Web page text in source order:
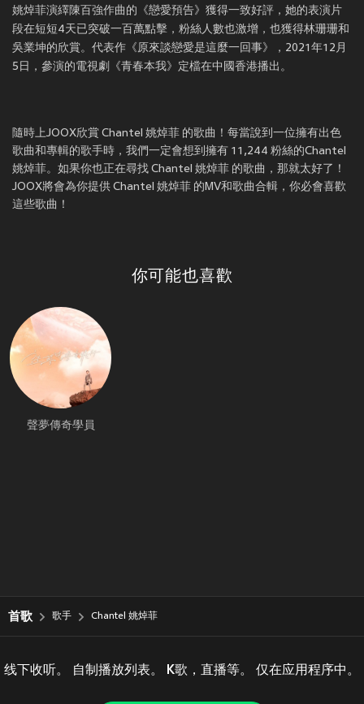
姚焯菲演繹陳百強作曲的《戀愛預告》獲得一致好評，她的表演片
段在短短4天已突破一百萬點擊，粉絲人數也激增，也獲得林珊珊和
吳業坤的欣賞。代表作《原來談戀愛是這麼一回事》，2021年12月
5日，參演的電視劇《青春本我》定檔在中國香港播出。
隨時上JOOX欣賞 Chantel 姚焯菲 的歌曲！每當說到一位擁有出色
歌曲和專輯的歌手時，我們一定會想到擁有 11,244 粉絲的Chantel
姚焯菲。如果你也正在尋找 Chantel 姚焯菲 的歌曲，那就太好了！
JOOX將會為你提供 Chantel 姚焯菲 的MV和歌曲合輯，你必會喜歡
這些歌曲！
你可能也喜歡
聲夢傳奇學員
首歌 歌手 Chantel 姚焯菲
线下收听。 自制播放列表。 K歌，直播等。 仅在应用程序中。